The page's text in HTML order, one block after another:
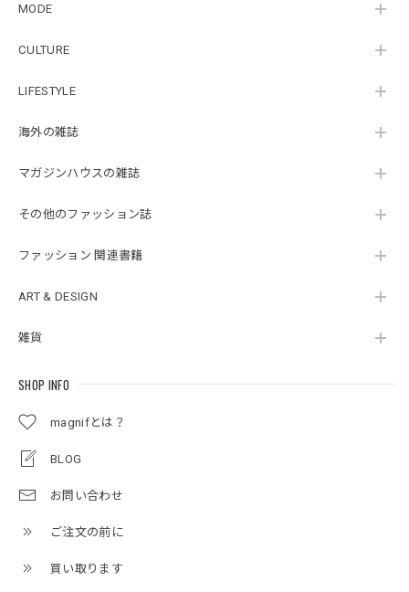
MODE
CULTURE
LIFESTYLE
海外の雑誌
マガジンハウスの雑誌
その他のファッション誌
ファッション 関連書籍
ART & DESIGN
雑貨
SHOP INFO
magnifとは？
BLOG
お問い合わせ
ご注文の前に
買い取ります